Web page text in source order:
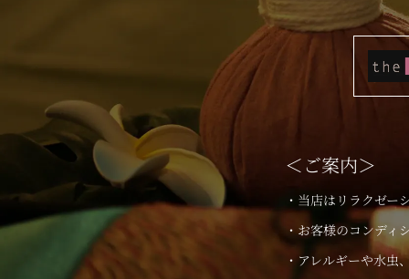
＜ご案内＞
・当店はリラクゼー
・お客様のコンディ
・アレルギーや水虫